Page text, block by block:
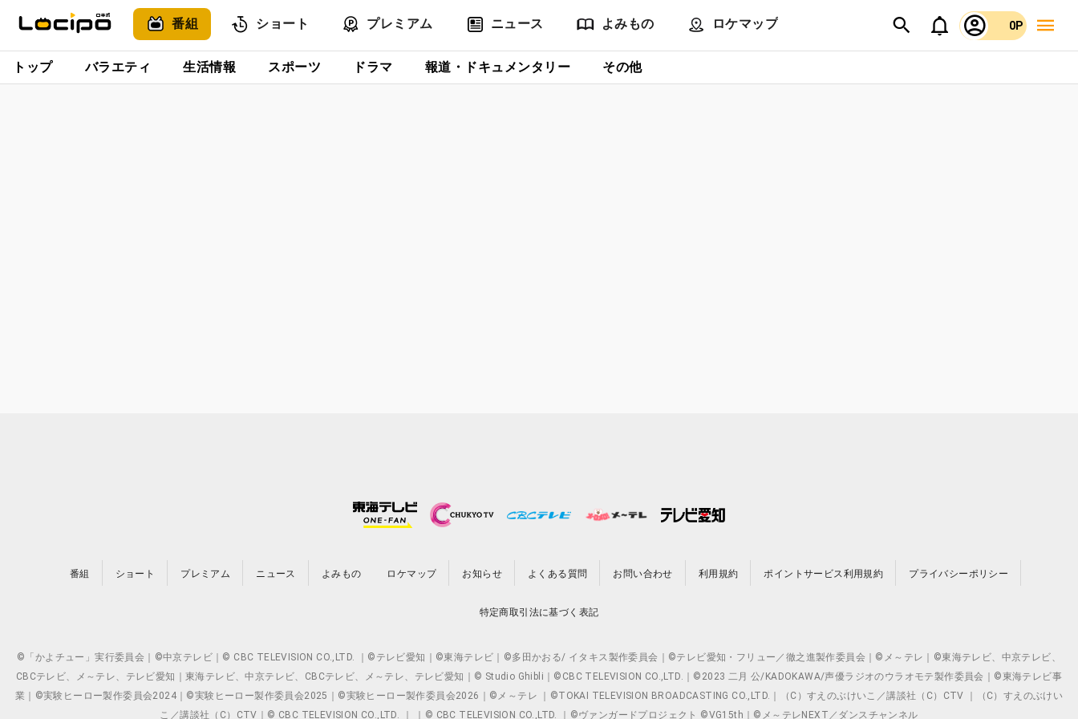
番組 ショート プレミアム ニュース よみもの ロケマップ 0P
トップ バラエティ 生活情報 スポーツ ドラマ 報道・ドキュメンタリー その他
番組 ショート プレミアム ニュース よみもの ロケマップ お知らせ よくある質問 お問い合わせ 利用規約 ポイントサービス利用規約 プライバシーポリシー
特定商取引法に基づく表記
©「かよチュー」実行委員会｜©中京テレビ｜© CBC TELEVISION CO.,LTD. ｜©テレビ愛知｜©東海テレビ｜©多田かおる/ イタキス製作委員会｜©テレビ愛知・フリュー／徹之進製作委員会｜©メ～テレ｜©東海テレビ、中京テレビ、
CBCテレビ、メ～テレ、テレビ愛知｜東海テレビ、中京テレビ、CBCテレビ、メ～テレ、テレビ愛知｜© Studio Ghibli｜©CBC TELEVISION CO.,LTD.｜©2023 二月 公/KADOKAWA/声優ラジオのウラオモテ製作委員会｜©東海テレビ事
業｜©実験ヒーロー製作委員会2024｜©実験ヒーロー製作委員会2025｜©実験ヒーロー製作委員会2026｜©メ～テレ ｜©TOKAI TELEVISION BROADCASTING CO.,LTD.｜（C）すえのぶけいこ／講談社（C）CTV ｜（C）すえのぶけい
こ／講談社（C）CTV｜© CBC TELEVISION CO.,LTD. ｜ ｜© CBC TELEVISION CO.,LTD. ｜©ヴァンガードプロジェクト ©VG15th｜©メ～テレNEXT／ダンスチャンネル